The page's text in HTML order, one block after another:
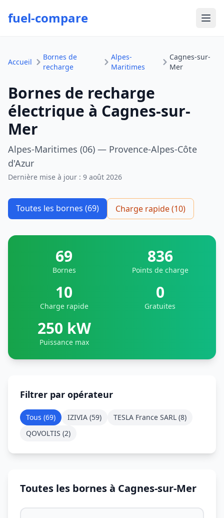
fuel-compare
Accueil
Bornes de
recharge
Alpes-
Maritimes
Cagnes-sur-
Mer
Bornes de recharge
électrique à Cagnes-sur-
Mer
Alpes-Maritimes (06) — Provence-Alpes-Côte
d'Azur
Dernière mise à jour : 9 août 2026
Toutes les bornes (69) Charge rapide (10)
69
Bornes
836
Points de charge
10
Charge rapide
0
Gratuites
250 kW
Puissance max
Filtrer par opérateur
Tous (69) IZIVIA (59) TESLA France SARL (8)
QOVOLTIS (2)
Toutes les bornes à Cagnes-sur-Mer